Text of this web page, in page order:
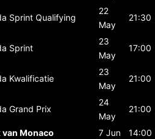
Sprint Qualifying
22
May
21:30
Sprint
23
May
17:00
Kwalificatie
23
May
21:00
Grand Prix
24
May
21:00
van Monaco 7 Jun
14:00